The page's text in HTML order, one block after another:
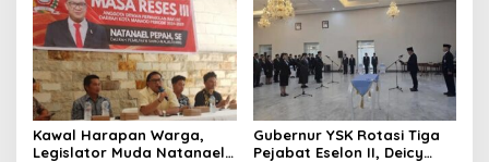
Kawal Harapan Warga,
Legislator Muda Natanael
Gubernur YSK Rotasi Tiga
Pejabat Eselon II, Deicy